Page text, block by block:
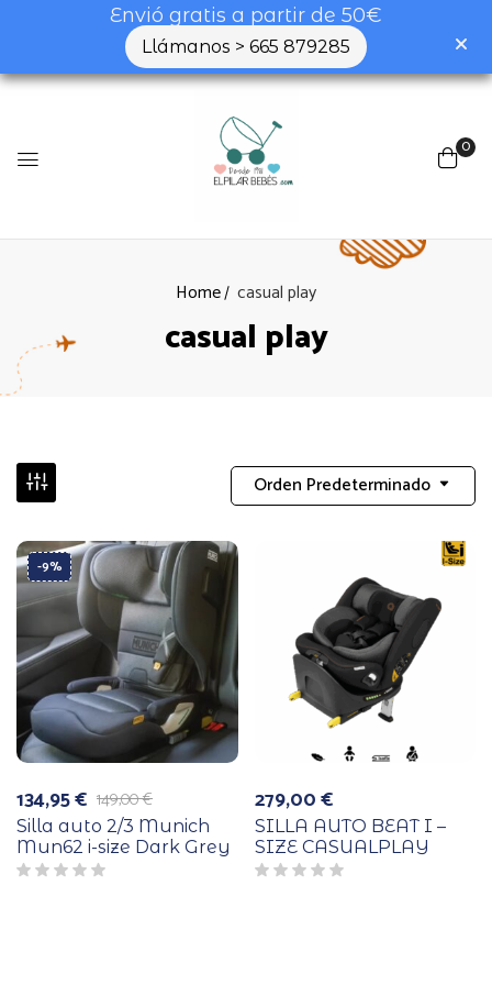
Envió gratis a partir de 50€
Llámanos > 665 879285
0
Home casual play
casual play
Orden Predeterminado
-9%
149,00€
El
precio
original
era:
149,00 €.
134,95€
El
precio
actual
es:
134,95 €.
Silla auto 2/3 Munich
Mun62 i-size Dark Grey
279,00€
SILLA AUTO BEAT I –
SIZE CASUALPLAY